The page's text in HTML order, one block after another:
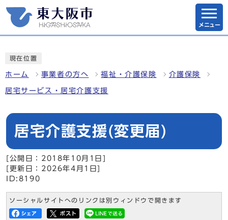
メニュー
現在位置
ホーム 事業者の方へ 福祉・介護保険 介護保険
居宅サービス・居宅介護支援
居宅介護支援(変更届)
[公開日：2018年10月1日]
[更新日：2026年4月1日]
ID:8190
ソーシャルサイトへのリンクは別ウィンドウで開きます